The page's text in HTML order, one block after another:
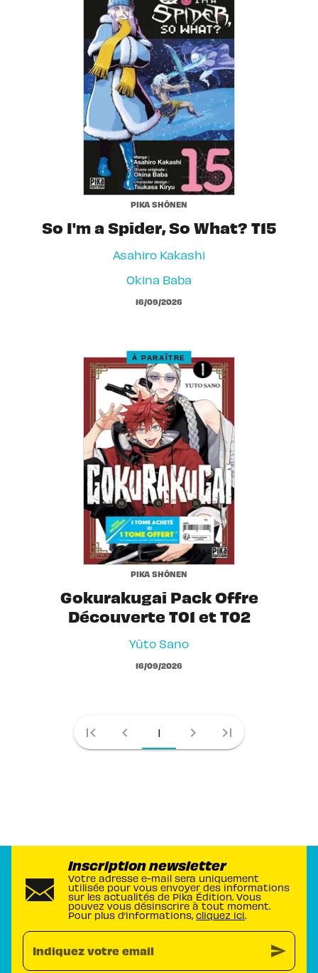
PIKA SHÔNEN
So I'm a Spider, So What? T15
Asahiro Kakashi
Okina Baba
16/09/2026
À PARAÎTRE
PIKA SHÔNEN
Gokurakugai Pack Offre
Découverte T01 et T02
Yûto Sano
16/09/2026
first_page chevron_left 1 chevron_right last_page
Inscription newsletter
Votre adresse e-mail sera uniquement
utilisée pour vous envoyer des informations
sur les actualités de Pika Édition. Vous
pouvez vous désinscrire à tout moment.
Pour plus d’informations, cliquez ici.
Indiquez votre email send